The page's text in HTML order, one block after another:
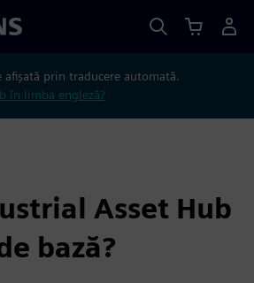
afișată prin traducere automată.
în limba engleză?
Asset Hub
bază?